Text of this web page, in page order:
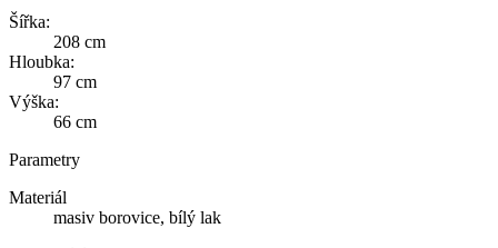
Šířka:
208 cm
Hloubka:
97 cm
Výška:
66 cm
Parametry
Materiál
masiv borovice, bílý lak